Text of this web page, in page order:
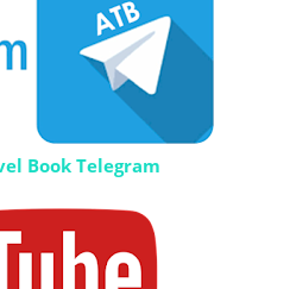
Book Telegram